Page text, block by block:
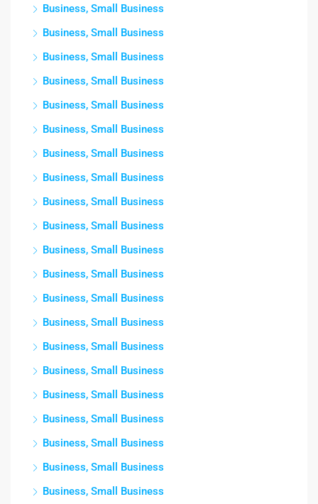
Business, Small Business
Business, Small Business
Business, Small Business
Business, Small Business
Business, Small Business
Business, Small Business
Business, Small Business
Business, Small Business
Business, Small Business
Business, Small Business
Business, Small Business
Business, Small Business
Business, Small Business
Business, Small Business
Business, Small Business
Business, Small Business
Business, Small Business
Business, Small Business
Business, Small Business
Business, Small Business
Business, Small Business